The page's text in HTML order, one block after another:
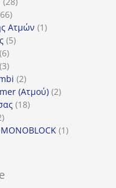
6666
προϊόντα
Ατμών 11
55
66
προϊόντα
33
προϊόντα
22
προϊόντα
(Ατμού) 22
1818
2
προϊόντα
11